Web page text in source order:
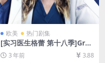
欧美 热门剧集
[实习医生格蕾 第十八季]Gre
y’s Anatomy Season 18 (20
21)[百度网盘+夸克网盘1080P
3 年前 3.88